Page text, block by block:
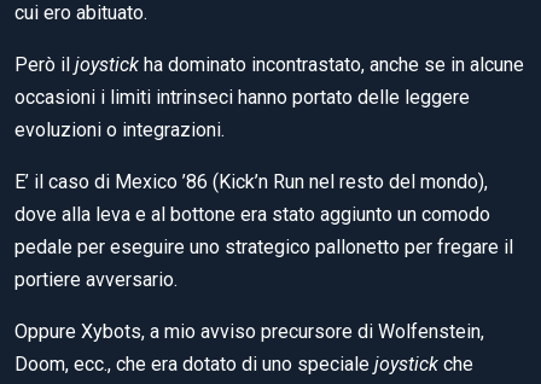
cui ero abituato.
Però il joystick ha dominato incontrastato, anche se in alcune
occasioni i limiti intrinseci hanno portato delle leggere
evoluzioni o integrazioni.
E’ il caso di Mexico ’86 (Kick’n Run nel resto del mondo),
dove alla leva e al bottone era stato aggiunto un comodo
pedale per eseguire uno strategico pallonetto per fregare il
portiere avversario.
Oppure Xybots, a mio avviso precursore di Wolfenstein,
Doom, ecc., che era dotato di uno speciale joystick che